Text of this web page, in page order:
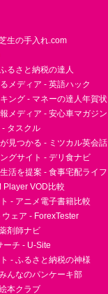
生の手入れ.com
るさと納税の達人
メディア - 英語ハック
ング - マネーの達人年賀状
メディア - 安心車マガジン
タスクル
見つかる - ミツカル英会話
グサイト - デリ食ナビ
活を提案 - 食事宅配ライフ
Player VOD比較
- アニメ電子書籍比較
ェア - ForexTester
剤師ナビ
ーチ - U-Site
- ふるさと納税の神様
んなのパンケーキ部
本クラブ